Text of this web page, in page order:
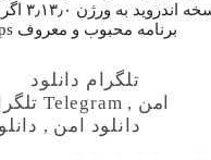
برنامه محبوب و معروف Whatapps می باشید برنامه Telegram نیاز شما را برطرف می کند. این برنامه…
تلگرام دانلود
امن , Telegram تلگرام
دانلود امن ,